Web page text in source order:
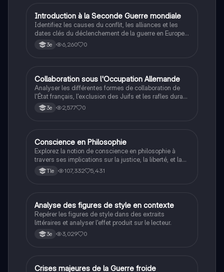
IHistoire
Introduction à la Seconde Guerre mondiale
Identifiez les causes du conflit, les alliances et les
dates clés du déclenchement de la guerre en Europe
et dans le Pacifique.
3e 6,260 0
CHistoire
Collaboration sous l'Occupation Allemande
Analyser les différentes formes de collaboration de
l'État français, l'exclusion des Juifs et les rafles durant
la Seconde Guerre mondiale.
3e 2,577 0
Philosophie
Conscience en Philosophie
Explorez la notion de conscience en philosophie à
travers ses implications sur la justice, la liberté, et la
connaissance. Cette fiche de révision aborde les
débats philosophiques sur la conscience, le cogito, et
étudiants en philosophie cherchant à approfondir leur
compréhension des enjeux éthiques et existentiels.
Tle 107,332 5,431
AFrançais
Analyse des figures de style en contexte
Repérer les figures de style dans des extraits
littéraires et analyser l'effet produit sur le lecteur.
3e 3,029 0
Histoire
Crises majeures de la Guerre froide